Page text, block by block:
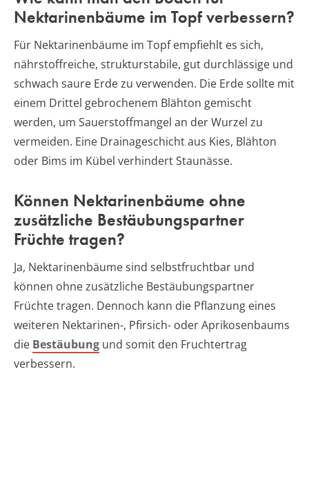
Nektarinenbäume im Topf verbessern?
Für Nektarinenbäume im Topf empfiehlt es sich,
nährstoffreiche, strukturstabile, gut durchlässige und
schwach saure Erde zu verwenden. Die Erde sollte mit
einem Drittel gebrochenem Blähton gemischt
werden, um Sauerstoffmangel an der Wurzel zu
vermeiden. Eine Drainageschicht aus Kies, Blähton
oder Bims im Kübel verhindert Staunässe.
Können Nektarinenbäume ohne
zusätzliche Bestäubungspartner
Früchte tragen?
Ja, Nektarinenbäume sind selbstfruchtbar und
können ohne zusätzliche Bestäubungspartner
Früchte tragen. Dennoch kann die Pflanzung eines
weiteren Nektarinen-, Pfirsich- oder Aprikosenbaums
die Bestäubung und somit den Fruchtertrag
verbessern.